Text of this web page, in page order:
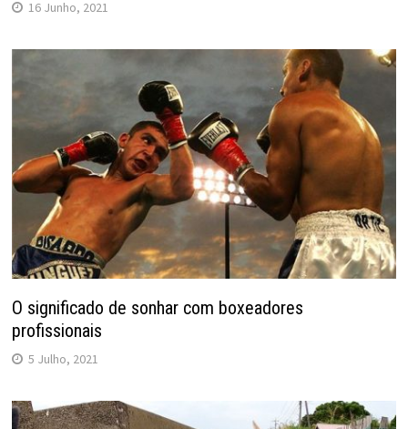
16 Junho, 2021
O significado de sonhar com boxeadores
profissionais
5 Julho, 2021